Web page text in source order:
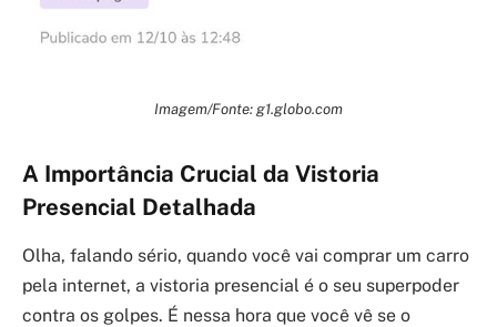
Imagem/Fonte: g1.globo.com
A Importância Crucial da Vistoria
Presencial Detalhada
Olha, falando sério, quando você vai comprar um carro
pela internet, a vistoria presencial é o seu superpoder
contra os golpes. É nessa hora que você vê se o